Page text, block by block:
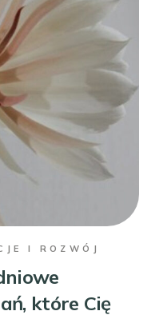
I ROZWÓJ
które Cię